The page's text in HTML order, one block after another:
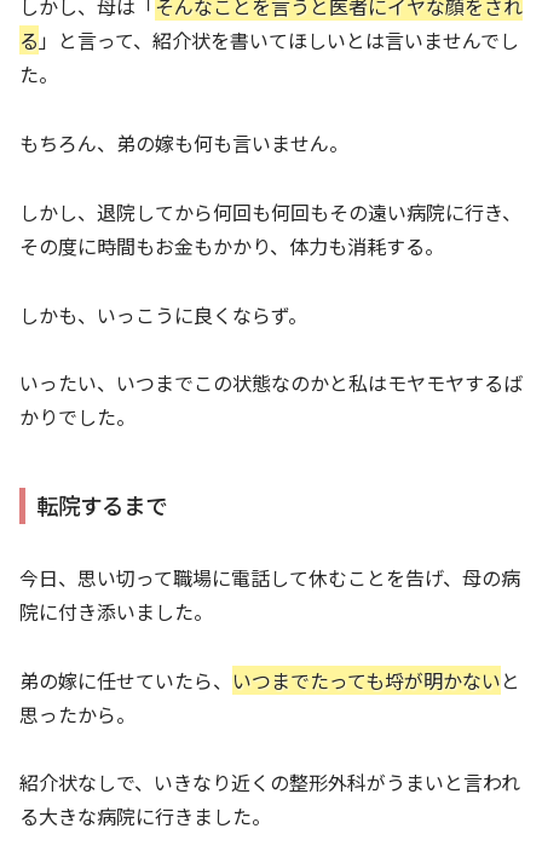
しかし、母は「 そんなことを言うと医者にイヤな顔をされ
る」と言って、紹介状を書いてほしいとは言いませんでし
た。
もちろん、弟の嫁も何も言いません。
しかし、退院してから何回も何回もその遠い病院に行き、
その度に時間もお金もかかり、体力も消耗する。
しかも、いっこうに良くならず。
いったい、いつまでこの状態なのかと私はモヤモヤするば
かりでした。
転院するまで
今日、思い切って職場に電話して休むことを告げ、母の病
院に付き添いました。
弟の嫁に任せていたら、 いつまでたっても埒が明かないと
思ったから。
紹介状なしで、いきなり近くの整形外科がうまいと言われ
る大きな病院に行きました。